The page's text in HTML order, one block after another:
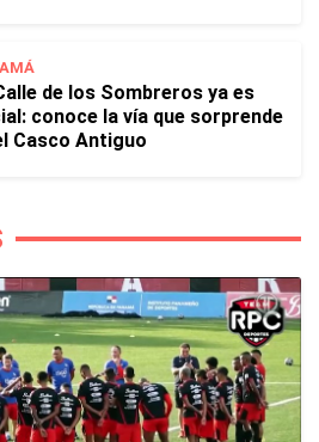
de los Sombreros ya es
conoce la vía que sorprende
Casco Antiguo